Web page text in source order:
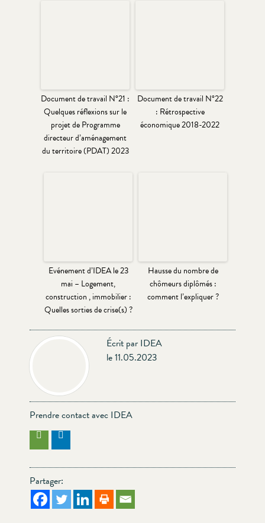
Document de travail N°21 :
Quelques réflexions sur le
projet de Programme
directeur d’aménagement
du territoire (PDAT) 2023
Document de travail N°22
: Rétrospective
économique 2018-2022
Evénement d’IDEA le 23
mai – Logement,
construction , immobilier :
Quelles sorties de crise(s) ?
Hausse du nombre de
chômeurs diplômés :
comment l’expliquer ?
Écrit par IDEA
le 11.05.2023
Prendre contact avec IDEA
Partager: